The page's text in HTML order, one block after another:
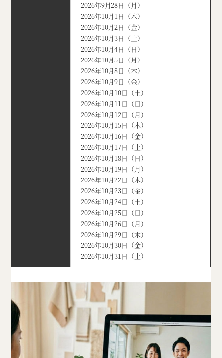
2026年9月28日（月）
2026年10月1日（木）
2026年10月2日（金）
2026年10月3日（土）
2026年10月4日（日）
2026年10月5日（月）
2026年10月8日（木）
2026年10月9日（金）
2026年10月10日（土）
2026年10月11日（日）
2026年10月12日（月）
2026年10月15日（木）
2026年10月16日（金）
2026年10月17日（土）
2026年10月18日（日）
2026年10月19日（月）
2026年10月22日（木）
2026年10月23日（金）
2026年10月24日（土）
2026年10月25日（日）
2026年10月26日（月）
2026年10月29日（木）
2026年10月30日（金）
2026年10月31日（土）